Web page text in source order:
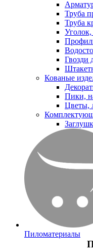
Труба
Труба
Уголок,
Гвозди
Кованые
Пики,
Цветы,
Пиломатериалы